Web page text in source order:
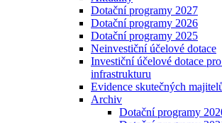
Dotační programy 2027
Dotační programy 2026
Dotační programy 2025
Neinvestiční účelové dotace
Investiční účelové dotace
infrastrukturu
Evidence skutečných
Archiv
Dotační programy